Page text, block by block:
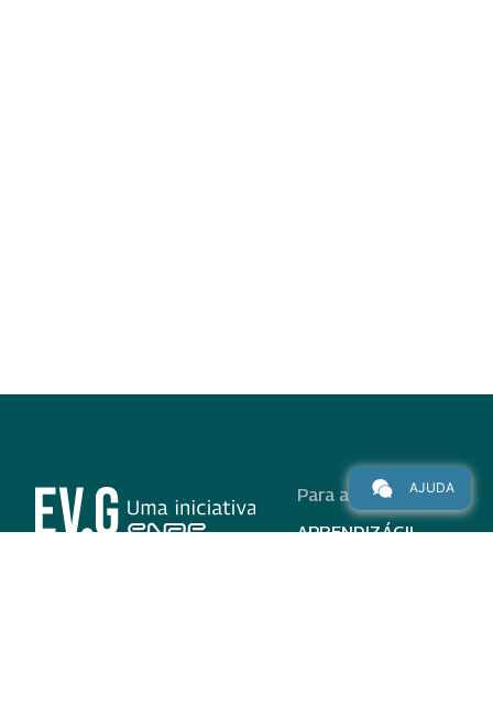
Para alunos
APRENDIZÁGIL
AJUDA